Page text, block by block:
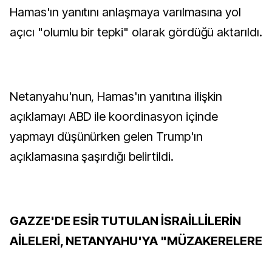
Hamas'ın yanıtını anlaşmaya varılmasına yol
açıcı "olumlu bir tepki" olarak gördüğü aktarıldı.
Netanyahu'nun, Hamas'ın yanıtına ilişkin
açıklamayı ABD ile koordinasyon içinde
yapmayı düşünürken gelen Trump'ın
açıklamasına şaşırdığı belirtildi.
GAZZE'DE ESİR TUTULAN İSRAİLLİLERİN
AİLELERİ, NETANYAHU'YA "MÜZAKERELERE